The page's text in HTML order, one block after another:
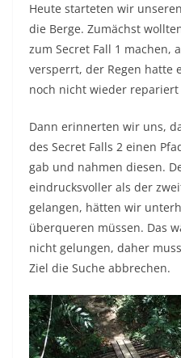
Heute starteten wir
die Berge. Zumächst
zum Secret Fall 1 machen,
versperrt, der Regen hatte
noch nicht wieder repariert
Dann erinnerten wir uns,
des Secret Falls 2 einen
gab und nahmen diesen.
eindrucksvoller als der
gelangen, hätten wir
überqueren müssen. Das
nicht gelungen, daher
Ziel die Suche abbrechen.